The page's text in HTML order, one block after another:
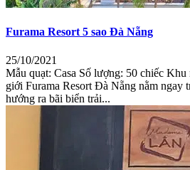
Furama Resort 5 sao Đà Nẵng
25/10/2021
Mẫu quạt: Casa Số lượng: 50 chiếc
giới Furama Resort Đà Nẵng nằm ngay
hướng ra bãi biển trải...